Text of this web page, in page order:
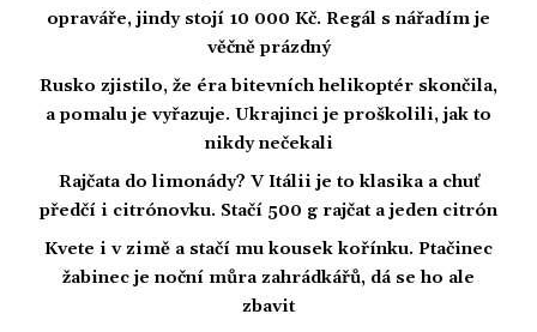
opraváře, jindy stojí 10 000 Kč. Regál s nářadím je
věčně prázdný
Rusko zjistilo, že éra bitevních helikoptér skončila,
a pomalu je vyřazuje. Ukrajinci je proškolili, jak to
nikdy nečekali
Rajčata do limonády? V Itálii je to klasika a chuť
předčí i citrónovku. Stačí 500 g rajčat a jeden citrón
Kvete i v zimě a stačí mu kousek kořínku. Ptačinec
žabinec je noční můra zahrádkářů, dá se ho ale
zbavit